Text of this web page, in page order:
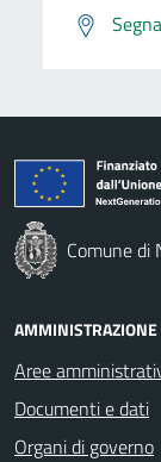
Comune di
AMMINISTRAZIONE
Aree
Documenti e dati
Organi di governo